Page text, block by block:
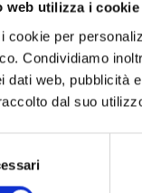
web utilizza i cookie
cookie per
Condividiamo
dati web, pubblicità
dal suo